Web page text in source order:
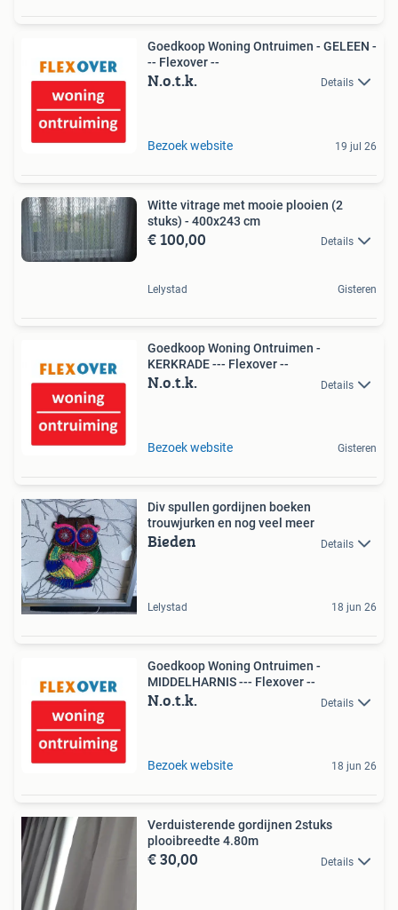
Goedkoop Woning Ontruimen - GELEEN -
-- Flexover --
N.o.t.k. Details
Bezoek website 19 jul 26
Witte vitrage met mooie plooien (2
stuks) - 400x243 cm
€ 100,00 Details
Lelystad Gisteren
Goedkoop Woning Ontruimen -
KERKRADE --- Flexover --
N.o.t.k. Details
Bezoek website Gisteren
Div spullen gordijnen boeken
trouwjurken en nog veel meer
Bieden Details
Lelystad 18 jun 26
Goedkoop Woning Ontruimen -
MIDDELHARNIS --- Flexover --
N.o.t.k. Details
Bezoek website 18 jun 26
Verduisterende gordijnen 2stuks
plooibreedte 4.80m
€ 30,00 Details